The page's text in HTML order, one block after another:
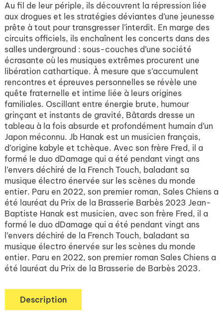
Au fil de leur périple, ils découvrent la répression liée
aux drogues et les stratégies déviantes d’une jeunesse
prête à tout pour transgresser l’interdit. En marge des
circuits officiels, ils enchaînent les concerts dans des
salles underground : sous-couches d’une société
écrasante où les musiques extrêmes procurent une
libération cathartique. À mesure que s’accumulent
rencontres et épreuves personnelles se révèle une
quête fraternelle et intime liée à leurs origines
familiales. Oscillant entre énergie brute, humour
grinçant et instants de gravité, Bâtards dresse un
tableau à la fois absurde et profondément humain d’un
Japon méconnu. Jb Hanak est un musicien français,
d’origine kabyle et tchèque. Avec son frère Fred, il a
formé le duo dDamage qui a été pendant vingt ans
l’envers déchiré de la French Touch, baladant sa
musique électro énervée sur les scènes du monde
entier. Paru en 2022, son premier roman, Sales Chiens a
été lauréat du Prix de la Brasserie Barbès 2023 Jean-
Baptiste Hanak est musicien, avec son frère Fred, il a
formé le duo dDamage qui a été pendant vingt ans
l’envers déchiré de la French Touch, baladant sa
musique électro énervée sur les scènes du monde
entier. Paru en 2022, son premier roman Sales Chiens a
été lauréat du Prix de la Brasserie de Barbès 2023.
Description